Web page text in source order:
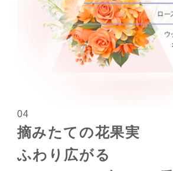
04
摘みたての花果実
ふわり広がる